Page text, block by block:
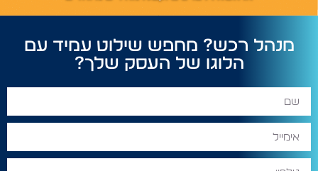
מנהל רכש? מחפש שילוט עמיד עם
הלוגו של העסק שלך?